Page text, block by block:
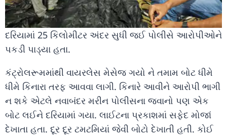
દરિયામાં 25 કિલોમીટર અંદર સુધી જઈ પોલીસે આરોપીઓને
પકડી પાડ્યા હતા.
કંટ્રોલરૂમમાંથી વાયરલેસ મેસેજ ગયો ને તમામ બોટ ધીમે
ધીમે કિનારા તરફ આવવા લાગી. કિનારે આવીને આરોપી ભાગી
ન શકે એટલે નવાબંદર મરીન પોલીસના જવાનો પણ એક
બોટ લઈને દરિયામાં ગયા. લાઈટના પ્રકાશમાં સફેદ મોજાં
દેખાતા હતા. દૂર દૂર ટમટમિયાં જેવી બોટો દેખાતી હતી. કોઈ